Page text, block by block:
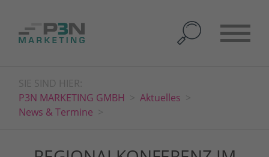
SIE SIND HIER:
P3N MARKETING GMBH
Aktuelles
News & Termine